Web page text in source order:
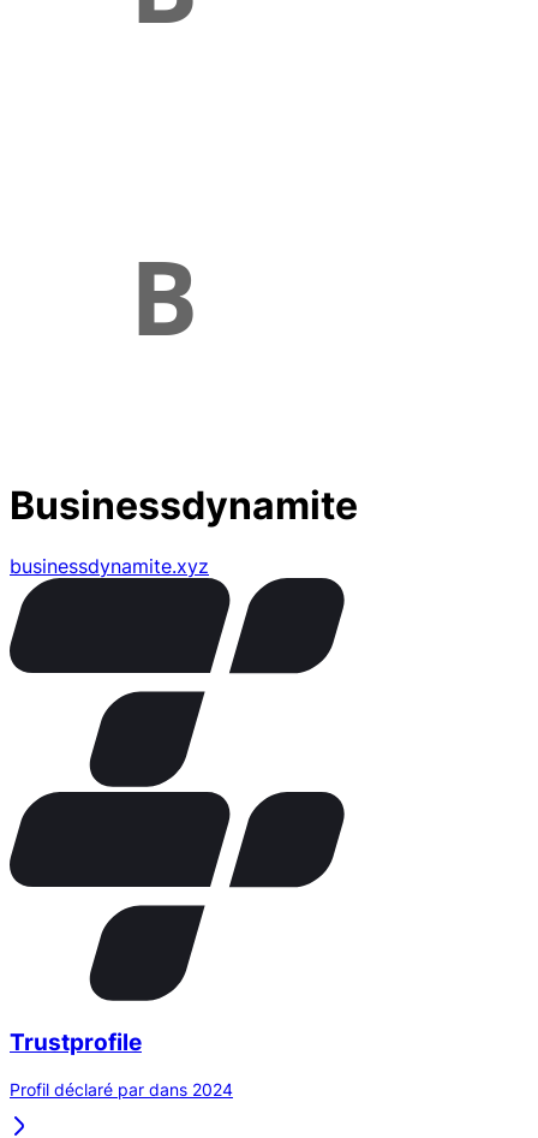
Businessdynamite
businessdynamite.xyz
Trustprofile
Profil déclaré par dans 2024